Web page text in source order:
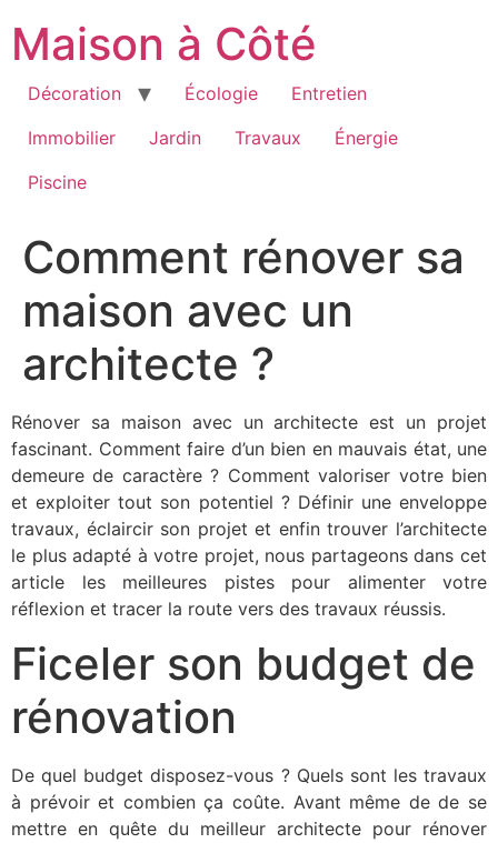
contenu
Maison à Côté
Décoration Écologie
Entretien
Immobilier
Jardin Travaux
Énergie
Piscine
Comment rénover sa
maison avec un
architecte ?
Rénover sa maison avec un architecte est un projet
fascinant. Comment faire d’un bien en mauvais état, une
demeure de caractère ? Comment valoriser votre bien
et exploiter tout son potentiel ? Définir une enveloppe
travaux, éclaircir son projet et enfin trouver l’architecte
le plus adapté à votre projet, nous partageons dans cet
article les meilleures pistes pour alimenter votre
réflexion et tracer la route vers des travaux réussis.
Ficeler son budget de
rénovation
De quel budget disposez-vous ? Quels sont les travaux
à prévoir et combien ça coûte. Avant même de de se
mettre en quête du meilleur architecte pour rénover